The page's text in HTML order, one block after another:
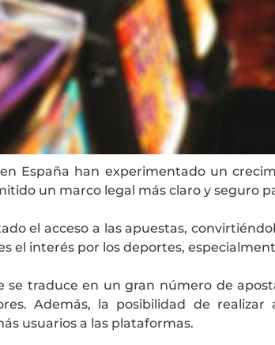
España han experimentado un
un marco legal más claro y seguro
el acceso a las apuestas,
el interés por los deportes,
se traduce en un gran número de
Además, la posibilidad de
usuarios a las plataformas.